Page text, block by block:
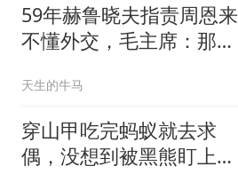
59年赫鲁晓夫指责周恩来
不懂外交，毛主席：那我
天生的牛马
穿山甲吃完蚂蚁就去求
偶，没想到被黑熊盯上